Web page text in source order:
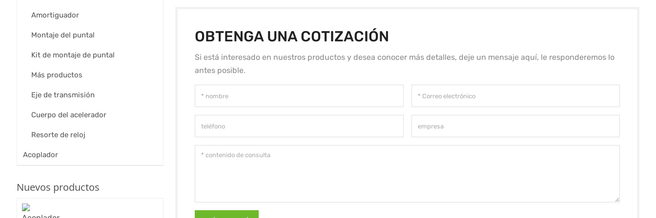
OBTENGA UNA COTIZACIÓN
Si está interesado en nuestros productos y desea conocer más detalles, deje un mensaje aquí, le responderemos lo
antes posible.
Amortiguador
Montaje del puntal
Kit de montaje de puntal
Más productos
Eje de transmisión
Cuerpo del acelerador
Resorte de reloj
Acoplador
Nuevos productos